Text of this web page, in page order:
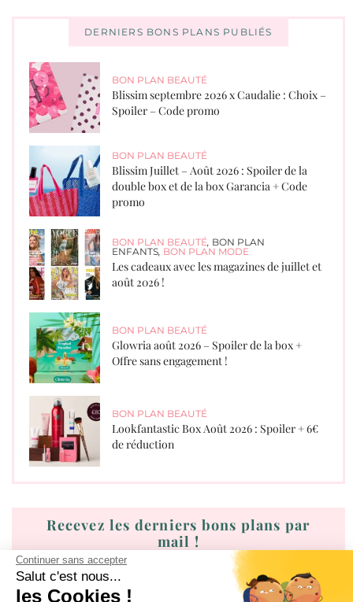
Continuer sans accepter
Salut c'est nous...
les Cookies !
DERNIERS BONS PLANS PUBLIÉS
BON PLAN BEAUTÉ
Blissim septembre 2026 x Caudalie : Choix –
Spoiler – Code promo
BON PLAN BEAUTÉ
Blissim Juillet – Août 2026 : Spoiler de la
double box et de la box Garancia + Code
promo
BON PLAN BEAUTÉ, BON PLAN
ENFANTS, BON PLAN MODE
Les cadeaux avec les magazines de juillet et
août 2026 !
BON PLAN BEAUTÉ
Glowria août 2026 – Spoiler de la box +
Offre sans engagement !
BON PLAN BEAUTÉ
Lookfantastic Box Août 2026 : Spoiler + 6€
de réduction
Recevez les derniers bons plans par
mail !